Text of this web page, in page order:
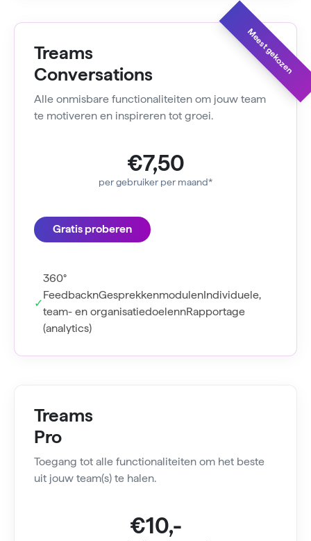
Meest gekozen
Treams
Conversations
Alle onmisbare functionaliteiten om jouw team
te motiveren en inspireren tot groei.
€7,50
per gebruiker per maand*
Gratis proberen
360°
FeedbacknGesprekkenmodulenIndividuele,
team- en organisatiedoelennRapportage
(analytics)
Treams
Pro
Toegang tot alle functionaliteiten om het beste
uit jouw team(s) te halen.
€10,-